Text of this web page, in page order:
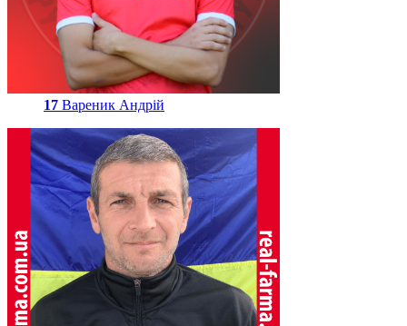
17 Вареник Андрій